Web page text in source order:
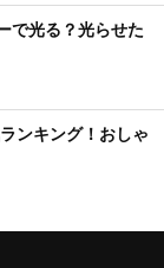
で光る？光らせた
ンキング！おしゃ